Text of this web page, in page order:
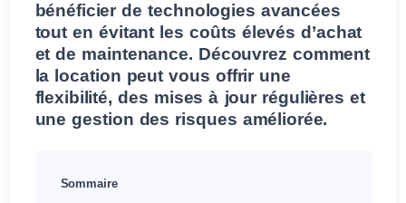
bénéficier de technologies avancées
tout en évitant les coûts élevés d’achat
et de maintenance. Découvrez comment
la location peut vous offrir une
flexibilité, des mises à jour régulières et
une gestion des risques améliorée.
Sommaire